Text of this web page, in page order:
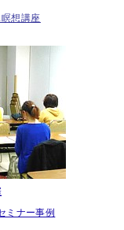
想講座
ミナー事例